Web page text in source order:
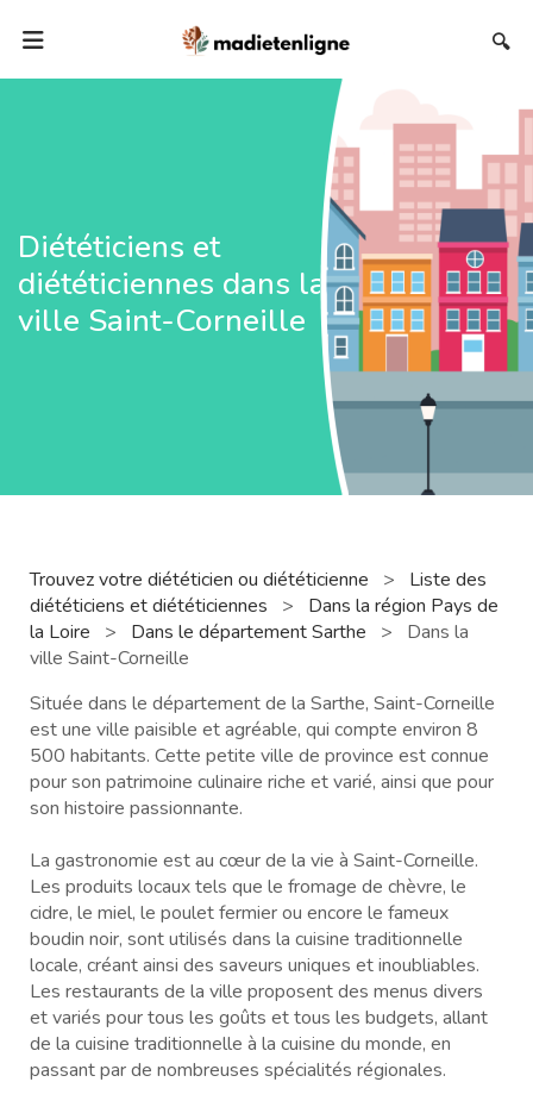
🔍
Diététiciens et
diététiciennes dans la
ville Saint-Corneille
Trouvez votre diététicien ou diététicienne >
Liste des
diététiciens et diététiciennes
>
Dans la région Pays de
la Loire
> Dans le département Sarthe >
Dans la
ville Saint-Corneille
Située dans le département de la Sarthe, Saint-Corneille
est une ville paisible et agréable, qui compte environ 8
500 habitants. Cette petite ville de province est connue
pour son patrimoine culinaire riche et varié, ainsi que pour
son histoire passionnante.
La gastronomie est au cœur de la vie à Saint-Corneille.
Les produits locaux tels que le fromage de chèvre, le
cidre, le miel, le poulet fermier ou encore le fameux
boudin noir, sont utilisés dans la cuisine traditionnelle
locale, créant ainsi des saveurs uniques et inoubliables.
Les restaurants de la ville proposent des menus divers
et variés pour tous les goûts et tous les budgets, allant
de la cuisine traditionnelle à la cuisine du monde, en
passant par de nombreuses spécialités régionales.